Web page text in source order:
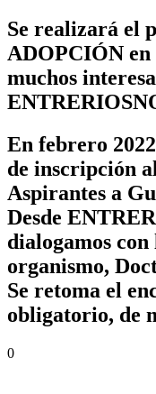
Se realizará el
ADOPCIÓN en
muchos
En febrero
de inscripción
Aspirantes a
Desde
dialogamos
organismo,
Se retoma el
obligatorio, de
0